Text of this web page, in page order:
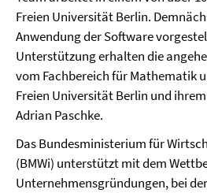
Freien Universität Berlin.
Anwendung der Software
Unterstützung erhalten die
vom Fachbereich für Mathematik
Freien Universität Berlin und
Adrian Paschke.
Das Bundesministerium für
(BMWi) unterstützt mit dem
Unternehmensgründungen, bei